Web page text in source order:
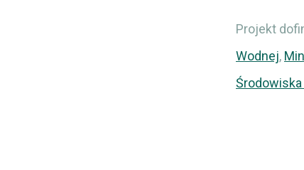
Projekt
Wodnej,